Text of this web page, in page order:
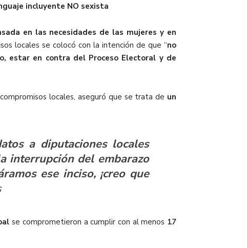
incluyente NO sexista
en las necesidades de las mujeres y en
locales se colocó con la intención de que “no
estar en contra del Proceso Electoral y de
locales, aseguró que se trata de un
a diputaciones locales
interrupción del embarazo
ese inciso, ¡creo que
se comprometieron a cumplir con al menos 17